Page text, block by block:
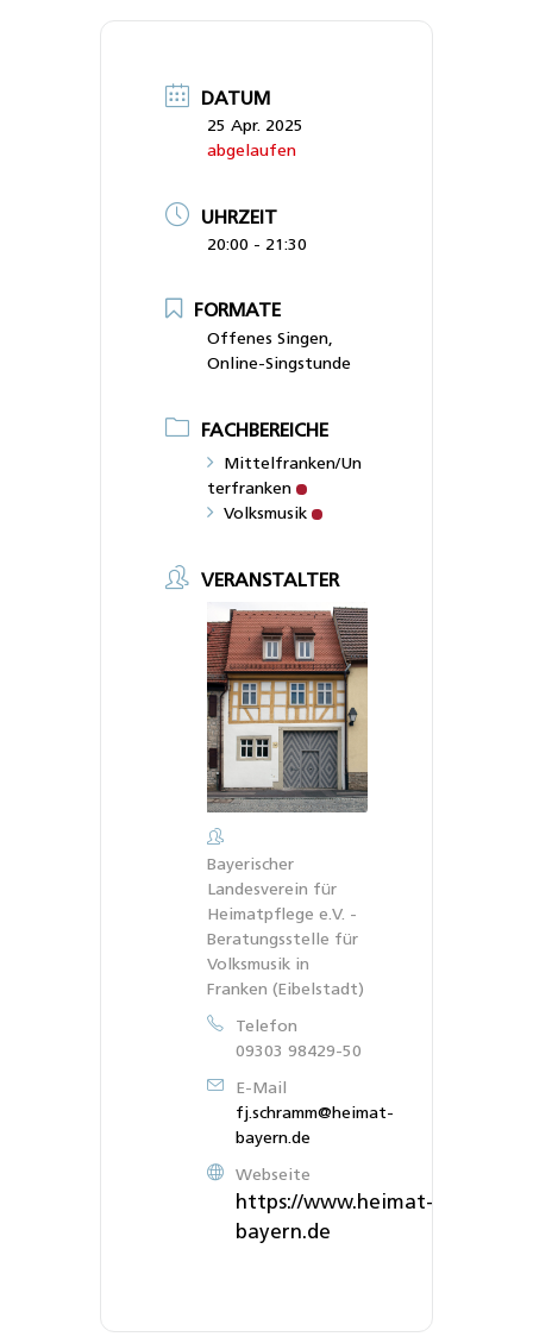
DATUM
25 Apr. 2025
abgelaufen
UHRZEIT
20:00 - 21:30
FORMATE
Offenes Singen,
Online-Singstunde
FACHBEREICHE
Mittelfranken/Un
terfranken
Volksmusik
VERANSTALTER
Bayerischer
Landesverein für
Heimatpflege e.V. -
Beratungsstelle für
Volksmusik in
Franken (Eibelstadt)
Telefon
09303 98429-50
E-Mail
fj.schramm@heimat-
bayern.de
Webseite
https://www.heimat-
bayern.de